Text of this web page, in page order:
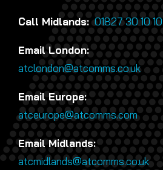
Call Midlands:01827 30 10 10
Email London:
atclondon@atcomms.co.uk
Email Europe:
atceurope@atcomms.com
Email Midlands:
atcmidlands@atcomms.co.uk